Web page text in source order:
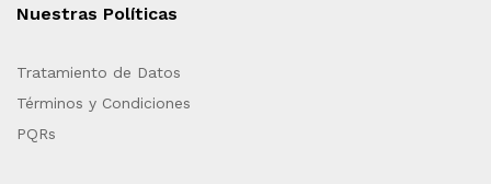
Nuestras Políticas
Tratamiento de Datos
Términos y Condiciones
PQRs